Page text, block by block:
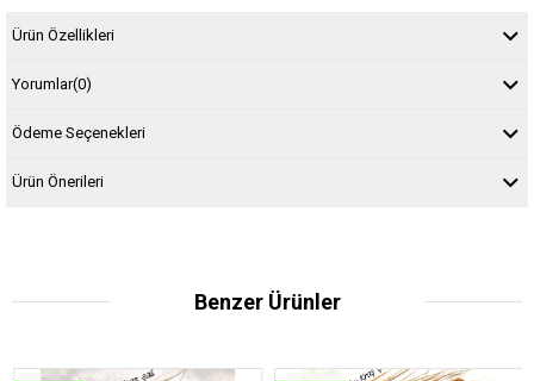
Ürün Özellikleri
Yorumlar(0)
Ödeme Seçenekleri
Ürün Önerileri
Benzer Ürünler